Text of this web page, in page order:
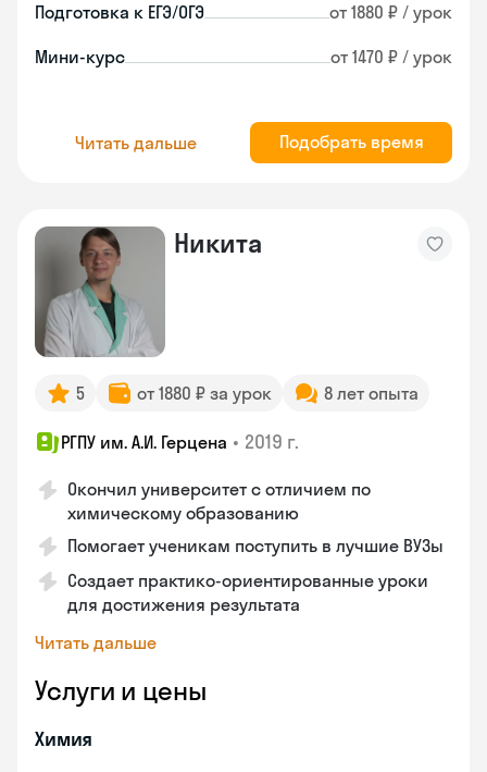
Подготовка к ЕГЭ/ОГЭ от 1880 ₽ / урок
Мини-курс от 1470 ₽ / урок
Читать дальше Подобрать время
Никита
5 от 1880 ₽ за урок 8 лет опыта
РГПУ им. А.И. Герцена • 2019 г.
Окончил университет с отличием по
химическому образованию
Помогает ученикам поступить в лучшие ВУЗы
Создает практико-ориентированные уроки
для достижения результата
Читать дальше
Услуги и цены
Химия